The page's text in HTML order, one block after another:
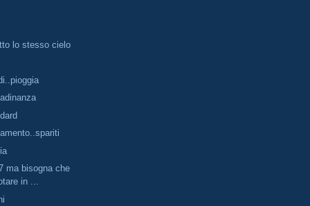
lo stesso cielo
ma bisogna che
in ...